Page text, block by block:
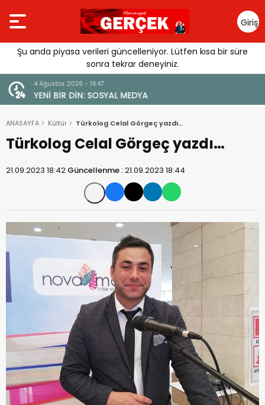
Giriş
Yap
Şu anda piyasa verileri güncelleniyor. Lütfen kısa bir süre
sonra tekrar deneyiniz.
4 Ağustos 2026 - 19:47
YENİ BİR DİN: SOSYAL MEDYA
ANASAYFA Kültür Türkolog Celal Görgeç yazdı…
Türkolog Celal Görgeç yazdı…
21.09.2023 18:42 Güncellenme :21.09.2023 18:44